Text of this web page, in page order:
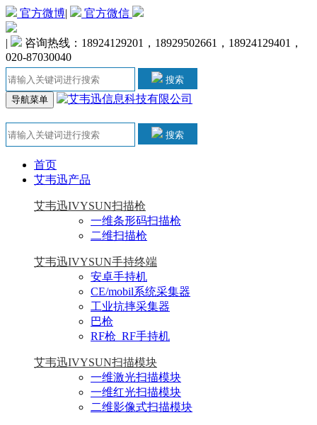
官方微博| 官方微信
|
咨询热线：18924129201，18929502661，18924129401，
020-87030040
搜索
导航菜单
搜索
首页
艾韦迅产品
艾韦迅IVYSUN扫描枪
一维条形码扫描枪
二维扫描枪
艾韦迅IVYSUN手持终端
安卓手持机
CE/mobil系统采集器
工业抗摔采集器
巴枪
RF枪_RF手持机
艾韦迅IVYSUN扫描模块
一维激光扫描模块
一维红光扫描模块
二维影像式扫描模块